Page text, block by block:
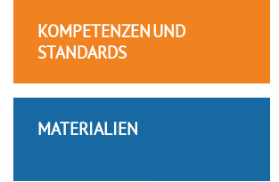
KOMPETENZEN UND
STANDARDS
MATERIALIEN